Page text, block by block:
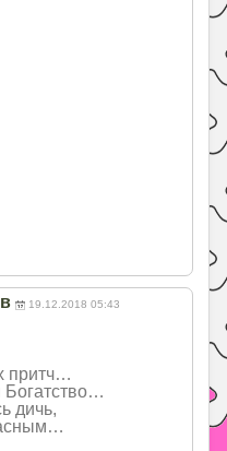
19.12.2018 05:43
притч…
Богатство…
дичь,